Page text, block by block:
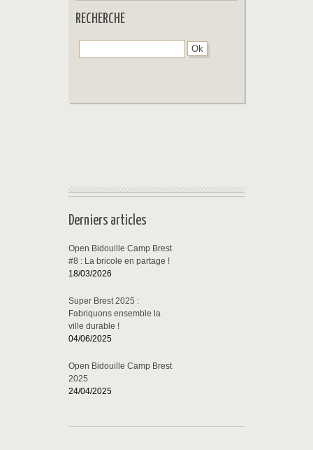
RECHERCHE
Derniers articles
Open Bidouille Camp Brest
#8 : La bricole en partage !
18/03/2026
Super Brest 2025 :
Fabriquons ensemble la
ville durable !
04/06/2025
Open Bidouille Camp Brest
2025
24/04/2025